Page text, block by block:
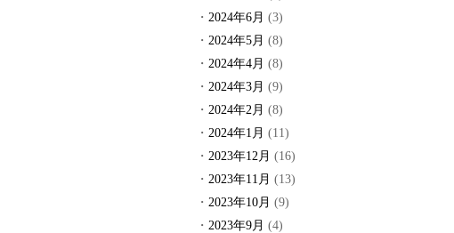
2024年6月 (3)
2024年5月 (8)
2024年4月 (8)
2024年3月 (9)
2024年2月 (8)
2024年1月 (11)
2023年12月 (16)
2023年11月 (13)
2023年10月 (9)
2023年9月 (4)